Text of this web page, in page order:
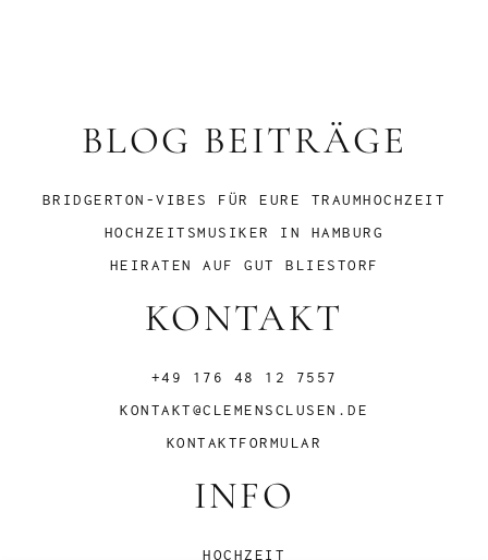
BLOG BEITRÄGE
BRIDGERTON-VIBES FÜR EURE TRAUMHOCHZEIT
HOCHZEITSMUSIKER IN HAMBURG
HEIRATEN AUF GUT BLIESTORF
KONTAKT
+49 176 48 12 7557
KONTAKT@CLEMENSCLUSEN.DE
KONTAKTFORMULAR
INFO
HOCHZEIT